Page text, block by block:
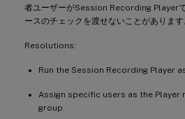
者ユーザーがSession Recording Player
ースのチェックを渡せないことがあります
Resolutions:
Run the Session Recording Player
Assign specific users as the
group.